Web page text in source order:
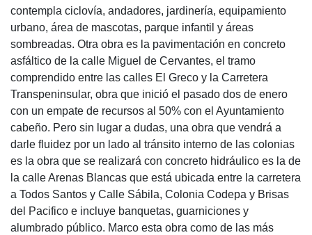
contempla ciclovía, andadores, jardinería, equipamiento
urbano, área de mascotas, parque infantil y áreas
sombreadas. Otra obra es la pavimentación en concreto
asfáltico de la calle Miguel de Cervantes, el tramo
comprendido entre las calles El Greco y la Carretera
Transpeninsular, obra que inició el pasado dos de enero
con un empate de recursos al 50% con el Ayuntamiento
cabeño. Pero sin lugar a dudas, una obra que vendrá a
darle fluidez por un lado al tránsito interno de las colonias
es la obra que se realizará con concreto hidráulico es la de
la calle Arenas Blancas que está ubicada entre la carretera
a Todos Santos y Calle Sábila, Colonia Codepa y Brisas
del Pacifico e incluye banquetas, guarniciones y
alumbrado público. Marco esta obra como de las más